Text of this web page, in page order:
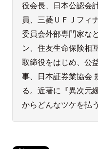
役会長、日本公認会
員、三菱ＵＦＪフィ
委員会外部専門家な
ン、住友生命保険相
取締役をはじめ、公
事、日本証券業協会
る。近著に『異次元
からどんなツケを払